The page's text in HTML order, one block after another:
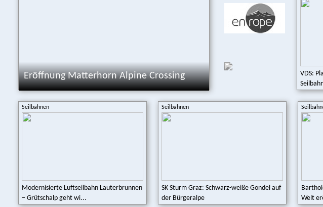
Krone
Blick
Eröffnung Matterhorn Alpine Crossing
VDS:
Seilbahnen
Modernisierte Luftseilbahn Lauterbrunnen
– Grütschalp geht wi...
Seilbahnen
SK Sturm Graz: Schwarz-weiße Gondel auf
der Bürgeralpe
Welt